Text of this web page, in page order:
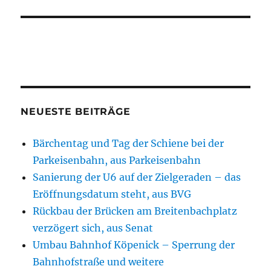
NEUESTE BEITRÄGE
Bärchentag und Tag der Schiene bei der
Parkeisenbahn, aus Parkeisenbahn
Sanierung der U6 auf der Zielgeraden – das
Eröffnungsdatum steht, aus BVG
Rückbau der Brücken am Breitenbachplatz
verzögert sich, aus Senat
Umbau Bahnhof Köpenick – Sperrung der
Bahnhofstraße und weitere